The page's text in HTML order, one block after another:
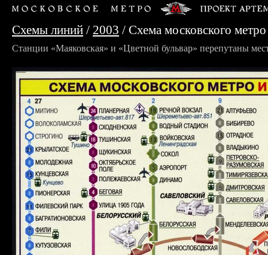
Схемы линий / 2003 / Схема московского
Станции «Маяковская» и «Цветной бульвар» перепутаны